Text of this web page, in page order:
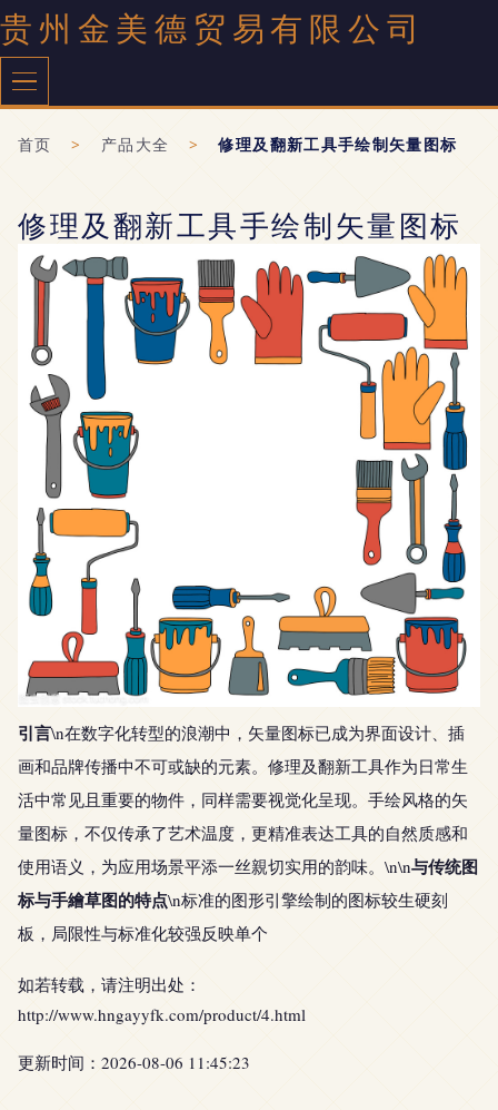
贵州金美德贸易有限公司
首页 > 产品大全 > 修理及翻新工具手绘制矢量图标
修理及翻新工具手绘制矢量图标
引言\n在数字化转型的浪潮中，矢量图标已成为界面设计、插
画和品牌传播中不可或缺的元素。修理及翻新工具作为日常生
活中常见且重要的物件，同样需要视觉化呈现。手绘风格的矢
量图标，不仅传承了艺术温度，更精准表达工具的自然质感和
使用语义，为应用场景平添一丝親切实用的韵味。\n\n与传统图
标与手繪草图的特点\n标准的图形引擎绘制的图标较生硬刻
板，局限性与标准化较强反映单个
如若转载，请注明出处：
http://www.hngayyfk.com/product/4.html
更新时间：2026-08-06 11:45:23